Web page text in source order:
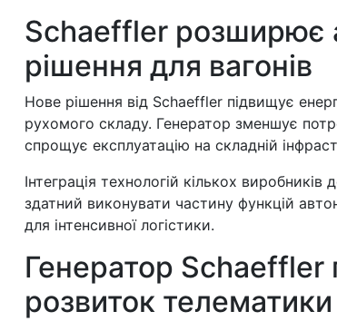
Schaeffler розширює
рішення для вагонів
Нове рішення від Schaeffler підвищує
рухомого складу. Генератор зменшує
спрощує експлуатацію на складній
Інтеграція технологій кількох
здатний виконувати частину функцій
для інтенсивної логістики.
Генератор Schaeffler
розвиток телематики